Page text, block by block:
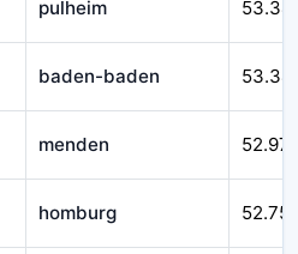
pulheim
baden-baden
menden
homburg